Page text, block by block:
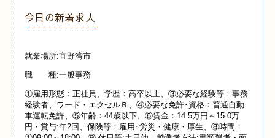
今日の新着求人
就業場所:宜野湾市
職 種:一般事務
①雇用形態：正社員、学歴：高卒以上、③必要な経験等：事務
経験者、ワード・エクセルＢ、④必要な免許･資格：普通自動
車運転免許、⑤年齢：44歳以下、⑥賃金：14.5万円～15.0万
円・賞与:年2回、保険等：雇用･労災・健康・厚生、⑧時間：